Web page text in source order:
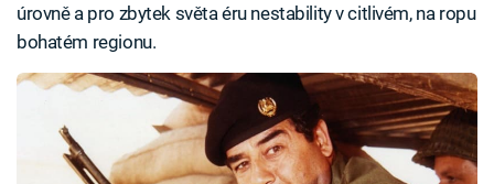
úrovně a pro zbytek světa éru nestability v citlivém, na ropu
bohatém regionu.